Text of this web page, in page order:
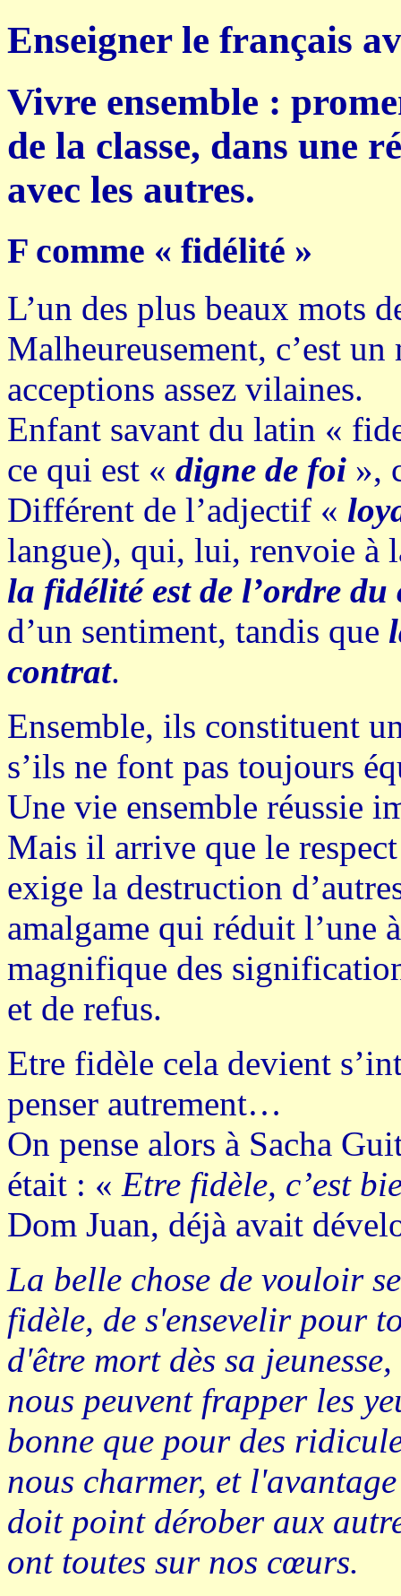
Enseigner le français
Vivre ensemble :
de la classe, dans une
avec les autres.
F comme « fidélité »
L’un des plus beaux mots
Malheureusement, c’est
acceptions assez vilaines.
Enfant savant du latin «
ce qui est « digne de foi »,
Différent de l’adjectif «
langue), qui, lui, renvoie à
la fidélité est de l’ordre
d’un sentiment, tandis que
contrat.
Ensemble, ils constituent
s’ils ne font pas toujours
Une vie ensemble réussie
Mais il arrive que le
exige la destruction
amalgame qui réduit l’une
magnifique des
et de refus.
Etre fidèle cela devient
penser autrement…
On pense alors à Sacha
était : « Etre fidèle, c’est
Dom Juan, déjà avait
La belle chose de vouloir
fidèle, de s'ensevelir pour
d'être mort dès sa
nous peuvent frapper les
bonne que pour des
nous charmer, et
doit point dérober aux
ont toutes sur nos cœurs.